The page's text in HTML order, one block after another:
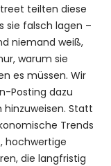
teilten diese
sie falsch lagen –
niemand weiß,
warum sie
es müssen. Wir
Posting dazu
Statt
Trends
hochwertige
die langfristig